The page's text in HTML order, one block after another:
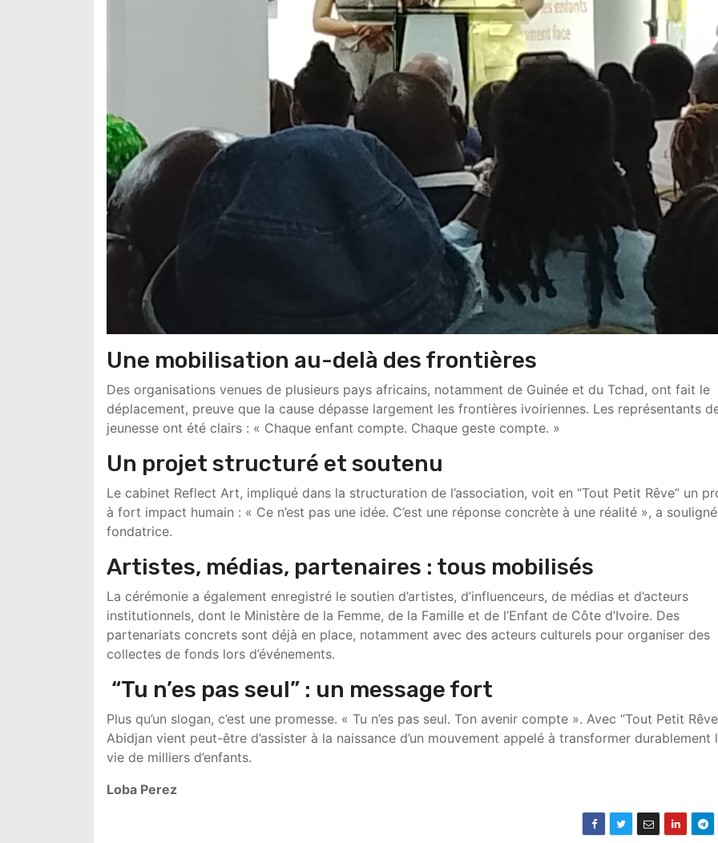
Une mobilisation au-delà des frontières
Des organisations venues de plusieurs pays africains, notamment de Guinée et du Tchad, ont fait le
déplacement, preuve que la cause dépasse largement les frontières ivoiriennes. Les représentants
jeunesse ont été clairs : « Chaque enfant compte. Chaque geste compte. »
Un projet structuré et soutenu
Le cabinet Reflect Art, impliqué dans la structuration de l’association, voit en “Tout Petit Rêve” un
à fort impact humain : « Ce n’est pas une idée. C’est une réponse concrète à une réalité », a
fondatrice.
Artistes, médias, partenaires : tous mobilisés
La cérémonie a également enregistré le soutien d’artistes, d’influenceurs, de médias et d’acteurs
institutionnels, dont le Ministère de la Femme, de la Famille et de l’Enfant de Côte d’Ivoire. Des
partenariats concrets sont déjà en place, notamment avec des acteurs culturels pour organiser des
collectes de fonds lors d’événements.
“Tu n’es pas seul” : un message fort
Plus qu’un slogan, c’est une promesse. « Tu n’es pas seul. Ton avenir compte ». Avec “Tout Petit
Abidjan vient peut-être d’assister à la naissance d’un mouvement appelé à transformer durablement
vie de milliers d’enfants.
Loba Perez